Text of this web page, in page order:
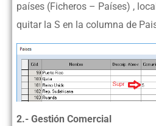
países (Ficheros – Países) ,
quitar la S en la columna de
2.- Gestión Comercial